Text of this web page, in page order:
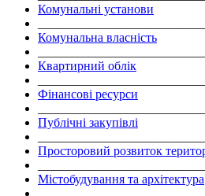
Комунальні установи
Комунальна власність
Квартирний облік
Фінансові ресурси
Публічні закупівлі
Просторовий розвиток
Містобудування та архітектура